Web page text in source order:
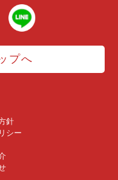
プへ
針
シー